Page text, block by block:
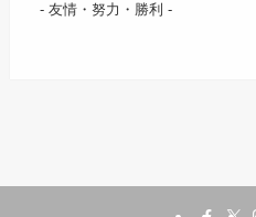
- 友情・努力・勝利 -